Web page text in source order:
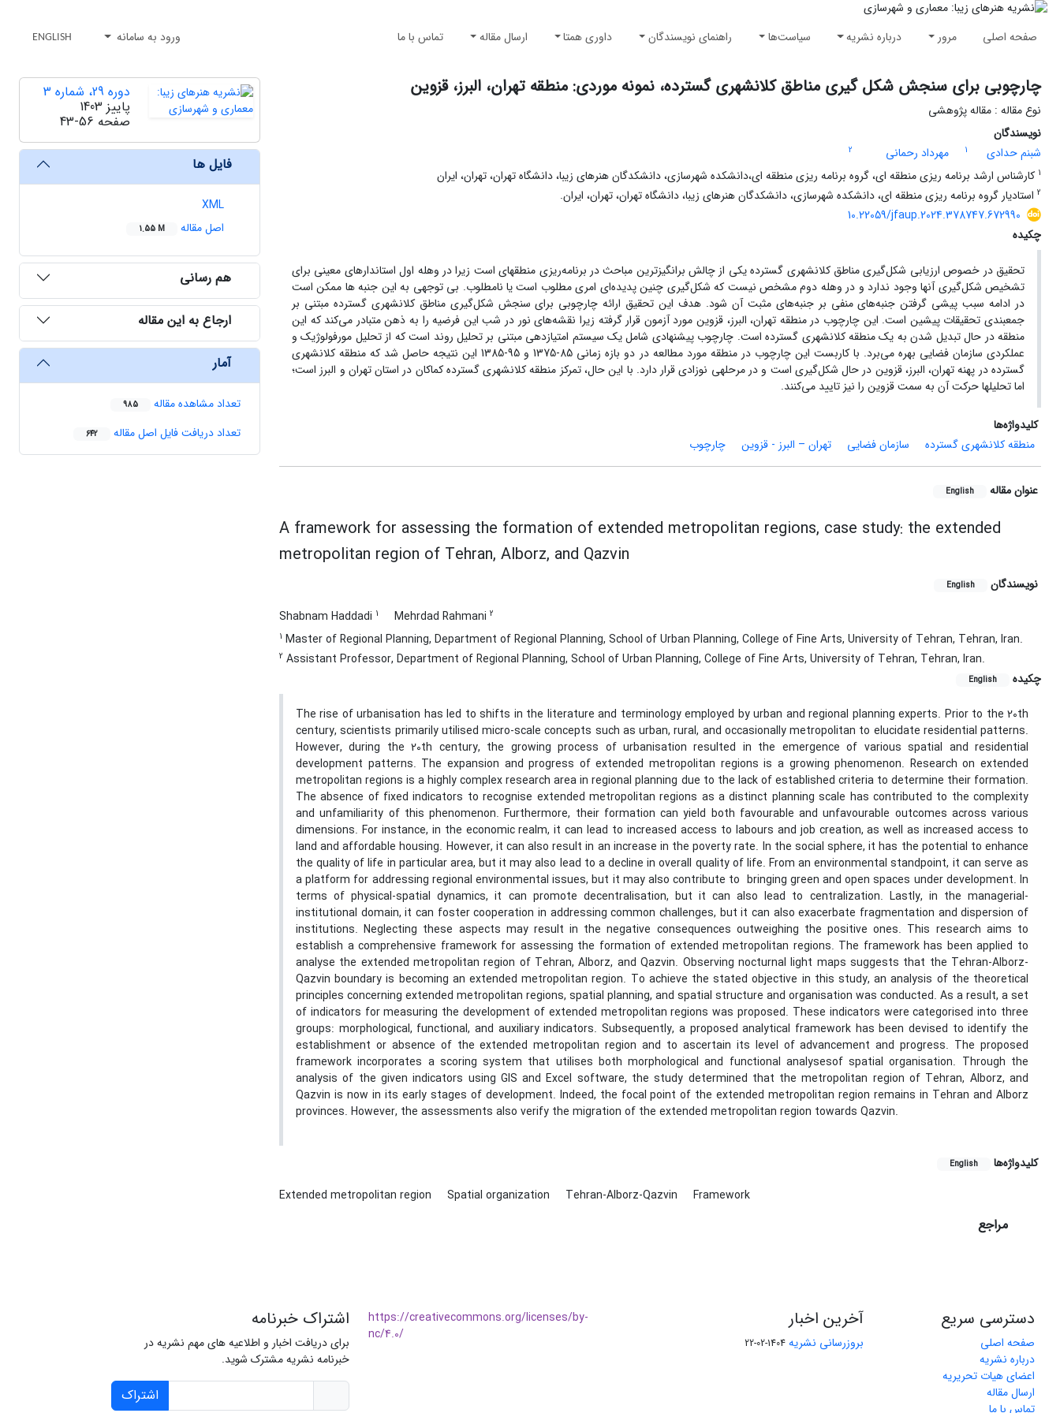
صفحه اصلی مرور درباره نشریه سیاست‌ها راهنمای نویسندگان داوری همتا ارسال مقاله تماس با ما ورود به سامانه ENGLISH
چارچوبی برای سنجش شکل گیری مناطق کلانشهری گسترده، نمونه موردی: منطقه تهران، البرز، قزوین
نوع مقاله : مقاله پژوهشی
نویسندگان
شبنم حدادی
1 مهرداد رحمانی
2
1 کارشناس ارشد برنامه ریزی منطقه ای، گروه برنامه ریزی منطقه ای،دانشکده شهرسازی، دانشکدگان هنرهای زیبا، دانشگاه تهران، تهران، ایران
2 استادیار گروه برنامه ریزی منطقه ای، دانشکده شهرسازی، دانشکدگان هنرهای زیبا، دانشگاه تهران، تهران، ایران.
10.22059/jfaup.2024.378747.672990
چکیده
تحقیق در خصوص ارزیابی شکل‌گیری مناطق کلانشهری گسترده یکی از چالش برانگیزترین مباحث در برنامه‌ریزی منطقه‎ای است زیرا در وهله اول استاندارهای معینی برای
تشخیص شکل‌گیری آنها وجود ندارد و در وهله دوم مشخص نیست که شکل‌گیری چنین پدیده‌ای امری مطلوب است یا نامطلوب. بی توجهی به این جنبه ها ممکن است
در ادامه سبب پیشی گرفتن جنبه‌های منفی بر جنبه‌های مثبت آن شود. هدف این تحقیق ارائه چارچوبی برای سنجش شکل‌گیری مناطق کلانشهری گسترده مبتنی بر
جمعبندی تحقیقات پیشین است. این چارچوب در منطقه تهران، البرز، قزوین مورد آزمون قرار گرفته زیرا نقشه‌های نور در شب این فرضیه را به ذهن متبادر می‌کند که این
منطقه در حال تبدیل شدن به یک منطقه کلانشهری گسترده است. چارچوب پیشنهادی شامل یک سیستم امتیازدهی مبتنی بر تحلیل روند است که از تحلیل مورفولوژیک و
عملکردی سازمان فضایی بهره می‌برد. با کاربست این چارچوب در منطقه مورد مطالعه در دو بازه زمانی 85-1375 و 95-1385 این نتیجه حاصل شد که منطقه کلانشهری
گسترده در پهنه تهران، البرز، قزوین در حال شکل‌گیری است و در مرحله‎ی نوزادی قرار دارد. با این‌ حال، تمرکز منطقه کلانشهری گسترده کماکان در استان تهران و البرز است؛
اما تحلیل‎ها حرکت آن به سمت قزوین را نیز تایید می‌کنند.
کلیدواژه‌ها
منطقه کلانشهری گسترده‎‌
سازمان فضایی تهران – البرز - قزوین چارچوب
عنوان مقاله English
A framework for assessing the formation of extended metropolitan regions, case study: the extended
metropolitan region of Tehran, Alborz, and Qazvin
نویسندگان English
Shabnam Haddadi 1 Mehrdad Rahmani 2
1 Master of Regional Planning, Department of Regional Planning, School of Urban Planning, College of Fine Arts, University of Tehran, Tehran, Iran.
2 Assistant Professor, Department of Regional Planning, School of Urban Planning, College of Fine Arts, University of Tehran, Tehran, Iran.
چکیده
English
The rise of urbanisation has led to shifts in the literature and terminology employed by urban and regional planning experts. Prior to the 20th
century, scientists primarily utilised micro-scale concepts such as urban, rural, and occasionally metropolitan to elucidate residential patterns.
However, during the 20th century, the growing process of urbanisation resulted in the emergence of various spatial and residential
development patterns. The expansion and progress of extended metropolitan regions is a growing phenomenon. Research on extended
metropolitan regions is a highly complex research area in regional planning due to the lack of established criteria to determine their formation.
The absence of fixed indicators to recognise extended metropolitan regions as a distinct planning scale has contributed to the complexity
and unfamiliarity of this phenomenon. Furthermore, their formation can yield both favourable and unfavourable outcomes across various
dimensions. For instance, in the economic realm, it can lead to increased access to labours and job creation, as well as increased access to
land and affordable housing. However, it can also result in an increase in the poverty rate. In the social sphere, it has the potential to enhance
the quality of life in particular area, but it may also lead to a decline in overall quality of life. From an environmental standpoint, it can serve as
a platform for addressing regional environmental issues, but it may also contribute to bringing green and open spaces under development. In
terms of physical-spatial dynamics, it can promote decentralisation, but it can also lead to centralization. Lastly, in the managerial-
institutional domain, it can foster cooperation in addressing common challenges, but it can also exacerbate fragmentation and dispersion of
institutions. Neglecting these aspects may result in the negative consequences outweighing the positive ones. This research aims to
establish a comprehensive framework for assessing the formation of extended metropolitan regions. The framework has been applied to
analyse the extended metropolitan region of Tehran, Alborz, and Qazvin. Observing nocturnal light maps suggests that the Tehran-Alborz-
Qazvin boundary is becoming an extended metropolitan region. To achieve the stated objective in this study, an analysis of the theoretical
principles concerning extended metropolitan regions, spatial planning, and spatial structure and organisation was conducted. As a result, a set
of indicators for measuring the development of extended metropolitan regions was proposed. These indicators were categorised into three
groups: morphological, functional, and auxiliary indicators. Subsequently, a proposed analytical framework has been devised to identify the
establishment or absence of the extended metropolitan region and to ascertain its level of advancement and progress. The proposed
framework incorporates a scoring system that utilises both morphological and functional analysesof spatial organisation. Through the
analysis of the given indicators using GIS and Excel software, the study determined that the metropolitan region of Tehran, Alborz, and
Qazvin is now in its early stages of development. Indeed, the focal point of the extended metropolitan region remains in Tehran and Alborz
provinces. However, the assessments also verify the migration of the extended metropolitan region towards Qazvin.
کلیدواژه‌ها English
Extended metropolitan region Spatial organization Tehran-Alborz-Qazvin Framework
مراجع
دوره 29، شماره 3
پاییز 1403
صفحه 43-56
فایل ها
XML
اصل مقاله
1.55 M
هم رسانی
ارجاع به این مقاله
آمار
تعداد مشاهده مقاله 985
تعداد دریافت فایل اصل مقاله 642
دسترسی سریع
صفحه اصلی
درباره نشریه
اعضای هیات تحریریه
ارسال مقاله
تماس با ما
آخرین اخبار
بروزرسانی نشریه 1404-02-22
https://creativecommons.org/licenses/by-
nc/4.0/
اشتراک خبرنامه
برای دریافت اخبار و اطلاعیه های مهم نشریه در
خبرنامه نشریه مشترک شوید.
اشتراک